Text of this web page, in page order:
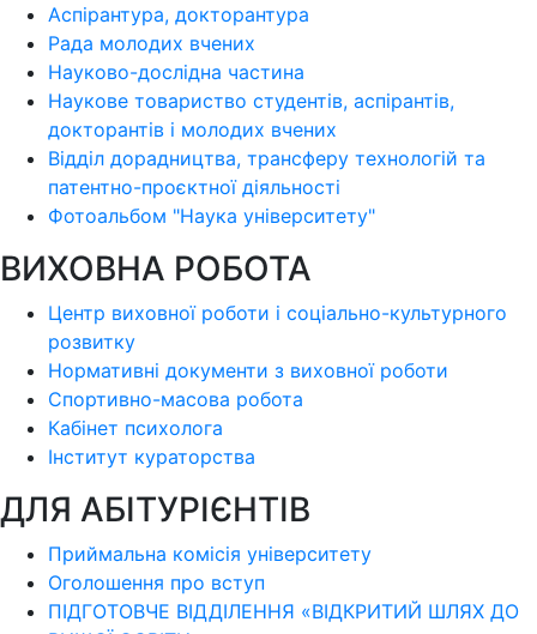
Аспірантура, докторантура
Рада молодих вчених
Науково-дослідна частина
Наукове товариство студентів, аспірантів,
докторантів і молодих вчених
Відділ дорадництва, трансферу технологій та
патентно-проєктної діяльності
Фотоальбом "Наука університету"
ВИХОВНА РОБОТА
Центр виховної роботи і соціально-культурного
розвитку
Нормативні документи з виховної роботи
Спортивно-масова робота
Кабінет психолога
Інститут кураторства
ДЛЯ АБІТУРІЄНТІВ
Приймальна комісія університету
Оголошення про вступ
ПІДГОТОВЧЕ ВІДДІЛЕННЯ «ВІДКРИТИЙ ШЛЯХ ДО